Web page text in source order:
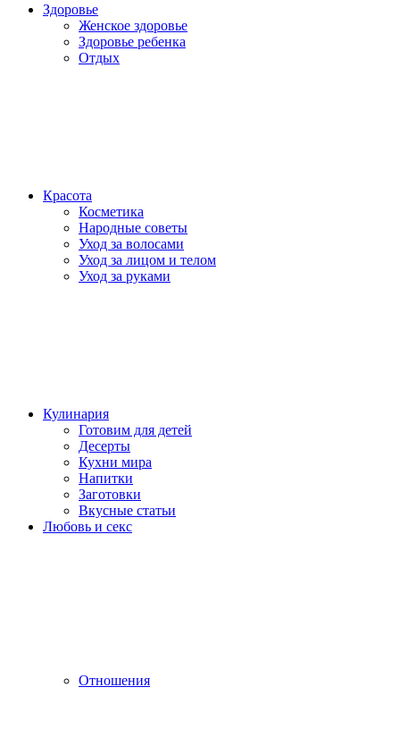
Здоровье
Женское здоровье
Здоровье ребенка
Отдых
Красота
Косметика
Народные советы
Уход за волосами
Уход за лицом и телом
Уход за руками
Кулинария
Готовим для детей
Десерты
Кухни мира
Напитки
Заготовки
Вкусные статьи
Любовь и секс
Отношения